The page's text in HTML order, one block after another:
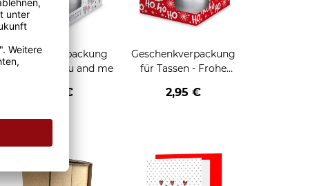
Geschenkverpackung
für Tassen - You and me
2,95 €
Geschenkverpackung
für Tassen - Frohe
HO - rot
2,95 €